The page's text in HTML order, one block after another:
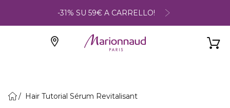
-31% SU 59€ A CARRELLO!
Hair Tutorial Sérum Revitalisant